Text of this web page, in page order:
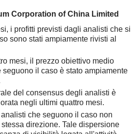
Corporation of China Limited
i profitti previsti dagli analisti che si
sono stati ampiamente rivisti al
mesi, il prezzo obiettivo medio
il caso è stato ampiamente
del consensus degli analisti è
negli ultimi quattro mesi.
che seguono il caso non
direzione. Tale dispersione